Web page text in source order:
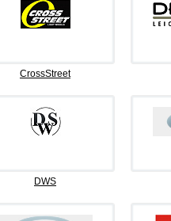
CrossStreet
DWS